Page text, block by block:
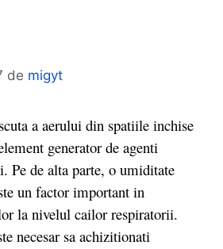
de migyt
a aerului din spatiile inchise
generator de agenti
Pe de alta parte, o umiditate
un factor important in
la nivelul cailor respiratorii.
necesar sa achizitionati